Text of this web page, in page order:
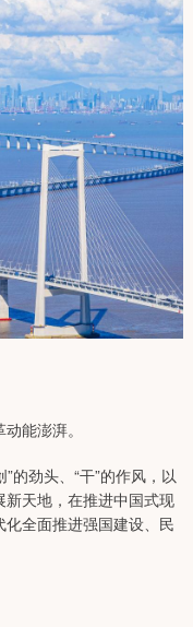
能澎湃。
的劲头、“干”的作风，以
天地，在推进中国式现
全面推进强国建设、民